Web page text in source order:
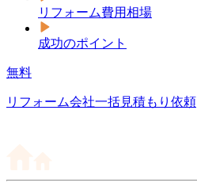
リフォーム費用相場
成功のポイント
無料
リフォーム会社一括見積もり依頼